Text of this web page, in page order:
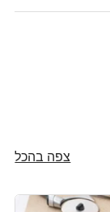
צפה בהכל